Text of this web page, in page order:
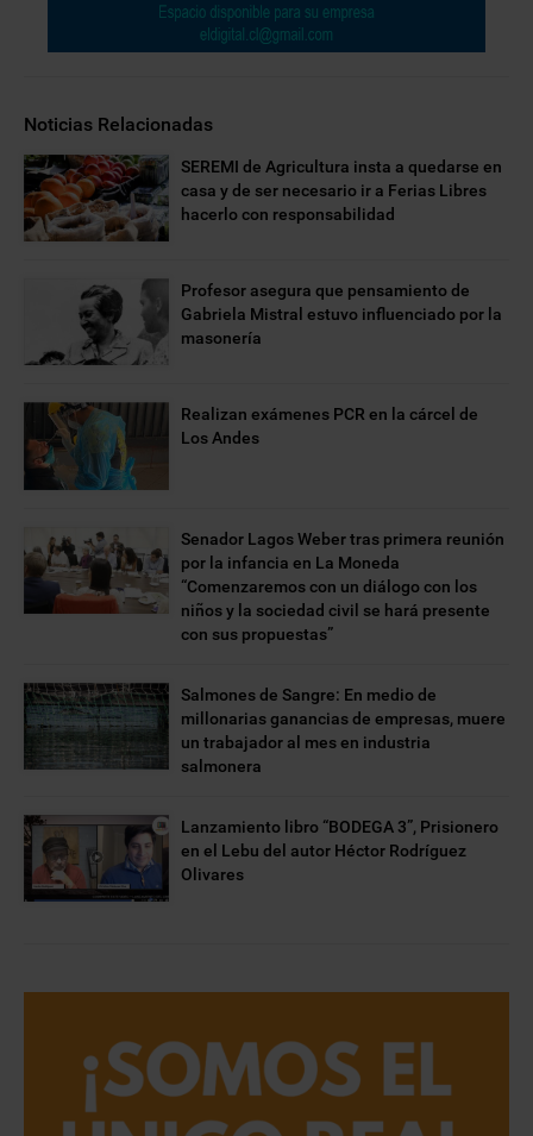
Noticias Relacionadas
SEREMI de Agricultura insta a quedarse en
casa y de ser necesario ir a Ferias Libres
hacerlo con responsabilidad
Profesor asegura que pensamiento de
Gabriela Mistral estuvo influenciado por la
masonería
Realizan exámenes PCR en la cárcel de
Los Andes
Senador Lagos Weber tras primera reunión
por la infancia en La Moneda
“Comenzaremos con un diálogo con los
niños y la sociedad civil se hará presente
con sus propuestas”
Salmones de Sangre: En medio de
millonarias ganancias de empresas, muere
un trabajador al mes en industria
salmonera
Lanzamiento libro “BODEGA 3”, Prisionero
en el Lebu del autor Héctor Rodríguez
Olivares